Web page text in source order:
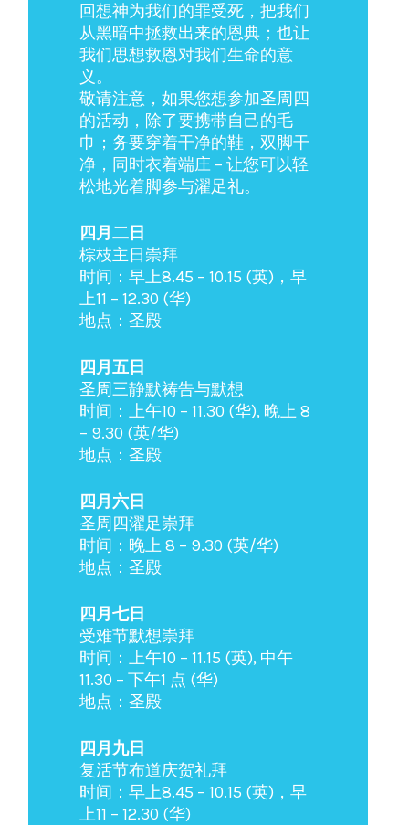
回想神为我们的罪受死，把我们
从黑暗中拯救出来的恩典；也让
我们思想救恩对我们生命的意
义。
敬请注意，如果您想参加圣周四
的活动，除了要携带自己的毛
巾；务要穿着干净的鞋，双脚干
净，同时衣着端庄 – 让您可以轻
松地光着脚参与濯足礼。
四月二日
棕枝主日崇拜
时间：早上8.45 – 10.15 (英)，早
上11 – 12.30 (华)
地点：圣殿
四月五日
圣周三静默祷告与默想
时间：上午10 – 11.30 (华), 晚上 8
– 9.30 (英/华)
地点：圣殿
四月六日
圣周四濯足崇拜
时间：晚上 8 – 9.30 (英/华)
地点：圣殿
四月七日
受难节默想崇拜
时间：上午10 – 11.15 (英), 中午
11.30 – 下午1 点 (华)
地点：圣殿
四月九日
复活节布道庆贺礼拜
时间：早上8.45 – 10.15 (英)，早
上11 – 12.30 (华)